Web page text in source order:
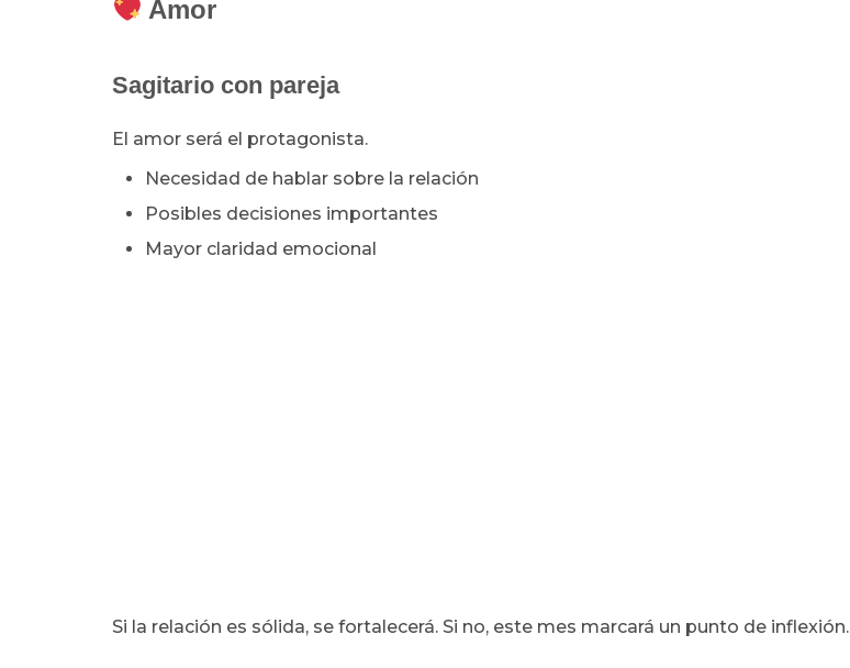
Amor
Sagitario con pareja
El amor será el protagonista.
Necesidad de hablar sobre la relación
Posibles decisiones importantes
Mayor claridad emocional
Si la relación es sólida, se fortalecerá. Si no, este mes marcará un punto de inflexión.